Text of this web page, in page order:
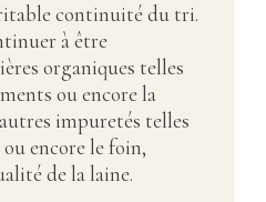
continuité du tri.
à être
organiques telles
ou encore la
impuretés telles
encore le foin,
de la laine.